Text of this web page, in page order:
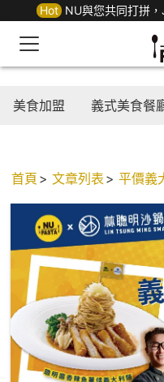
Hot NU與您共同打拼
美食加盟 義式美食餐
首頁 文章列表 平價義